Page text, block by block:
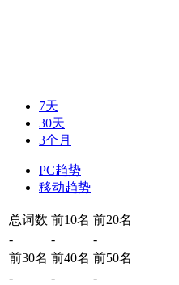
7天
30天
3个月
PC趋势
移动趋势
总词数 前10名 前20名
-
-
-
前30名 前40名 前50名
-
- -